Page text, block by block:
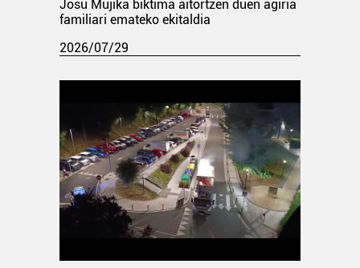
Josu Mujika biktima aitortzen duen agiria
familiari emateko ekitaldia
2026/07/29